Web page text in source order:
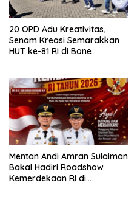
20 OPD Adu Kreativitas,
Senam Kreasi Semarakkan
HUT ke-81 RI di Bone
Mentan Andi Amran Sulaiman
Bakal Hadiri Roadshow
Kemerdekaan RI di